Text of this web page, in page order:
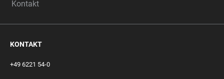
Kontakt
KONTAKT
+49 6221 54-0